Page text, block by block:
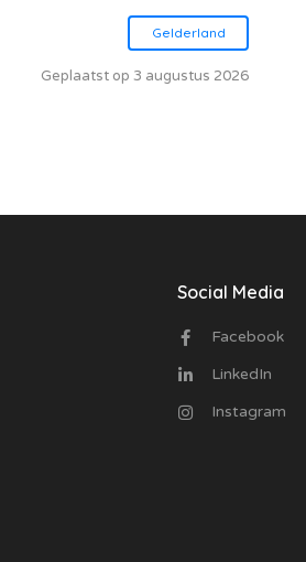
Gelderland
Geplaatst op 3 augustus 2026
Social Media
Facebook
LinkedIn
Instagram